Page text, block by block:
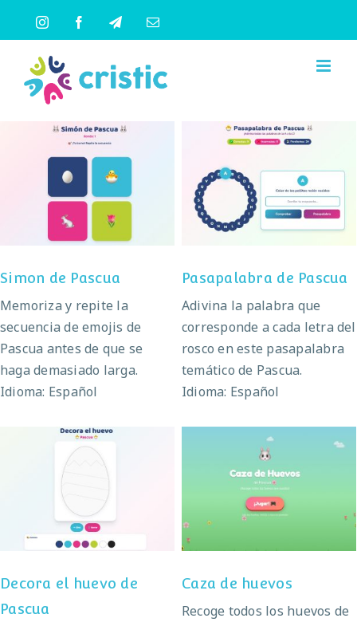
contenido
InstagramFacebookTelegramCorreo
Simon de Pascua
Simon de Pascua
Memoriza y repite la
secuencia de emojis de
Pascua antes de que se
haga demasiado larga.
Idioma: Español
Pasapalabra de
Pascua
Pasapalabra de Pascua
Adivina la palabra que
corresponde a cada letra del
rosco en este pasapalabra
temático de Pascua.
Idioma: Español
Decora el huevo de
Pascua
Decora el huevo de
Pascua
Caza de huevos
Caza de huevos
Recoge todos los huevos de